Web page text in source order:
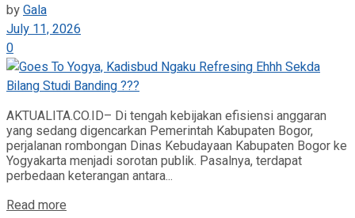
byGala
July 11, 2026
0
AKTUALITA.CO.ID– Di tengah kebijakan efisiensi anggaran
yang sedang digencarkan Pemerintah Kabupaten Bogor,
perjalanan rombongan Dinas Kebudayaan Kabupaten Bogor ke
Yogyakarta menjadi sorotan publik. Pasalnya, terdapat
perbedaan keterangan antara...
Read more